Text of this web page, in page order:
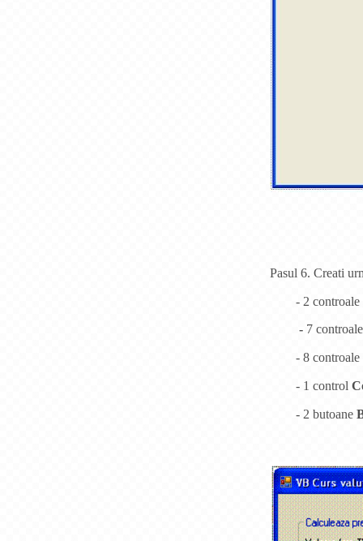
Pasul 6. Creati
- 2 controale
- 7
- 8 controale
- 1 control
- 2 butoane